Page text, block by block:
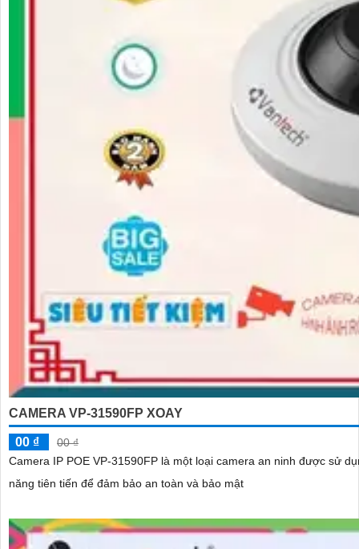
CAMERA VP-31590FP XOAY
00 ₫
00 ₫
Camera IP POE VP-31590FP là một loại camera an ninh được sử dụng trong hệ thống giám sát
năng tiên tiến để đảm bảo an toàn và bảo mật